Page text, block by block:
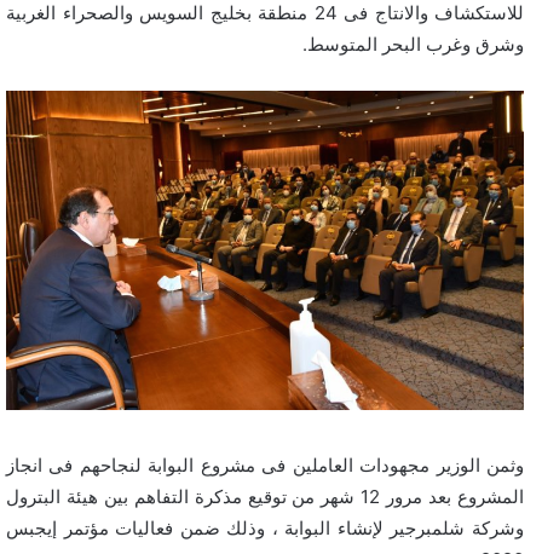
للاستكشاف والانتاج فى 24 منطقة بخليج السويس والصحراء الغربية
وشرق وغرب البحر المتوسط.
وثمن الوزير مجهودات العاملين فى مشروع البوابة لنجاحهم فى انجاز
المشروع بعد مرور 12 شهر من توقيع مذكرة التفاهم بين هيئة البترول
وشركة شلمبرجير لإنشاء البوابة ، وذلك ضمن فعاليات مؤتمر إيجبس